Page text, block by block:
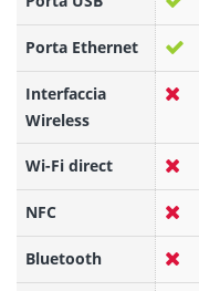
Porta Ethernet
Interfaccia
Wireless
Wi-Fi direct
NFC
Bluetooth